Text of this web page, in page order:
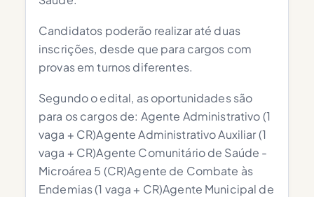
Candidatos poderão realizar até duas
inscrições, desde que para cargos com
provas em turnos diferentes.
Segundo o edital, as oportunidades são
para os cargos de: Agente Administrativo (1
vaga + CR)Agente Administrativo Auxiliar (1
vaga + CR)Agente Comunitário de Saúde -
Microárea 5 (CR)Agente de Combate às
Endemias (1 vaga + CR)Agente Municipal de